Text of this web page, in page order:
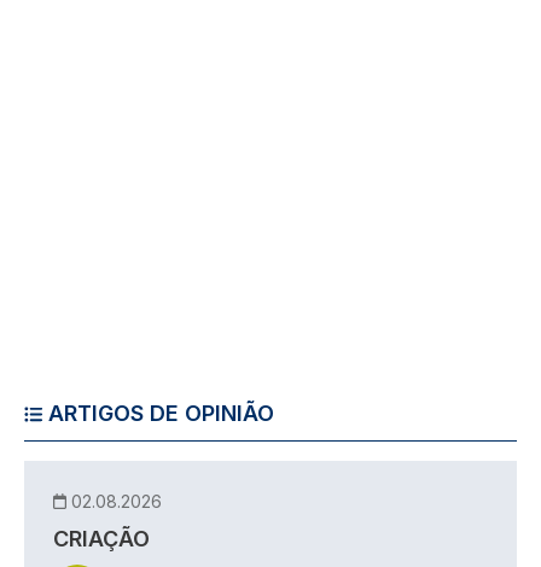
ARTIGOS DE OPINIÃO
02.08.2026
CRIAÇÃO